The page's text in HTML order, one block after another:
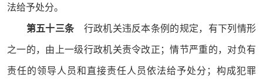
法给予处分。
第五十三条 行政机关违反本条例的规定，有下列情形
之一的，由上一级行政机关责令改正；情节严重的，对负有
责任的领导人员和直接责任人员依法给予处分；构成犯罪